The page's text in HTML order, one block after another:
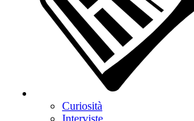
Curiosità
Interviste